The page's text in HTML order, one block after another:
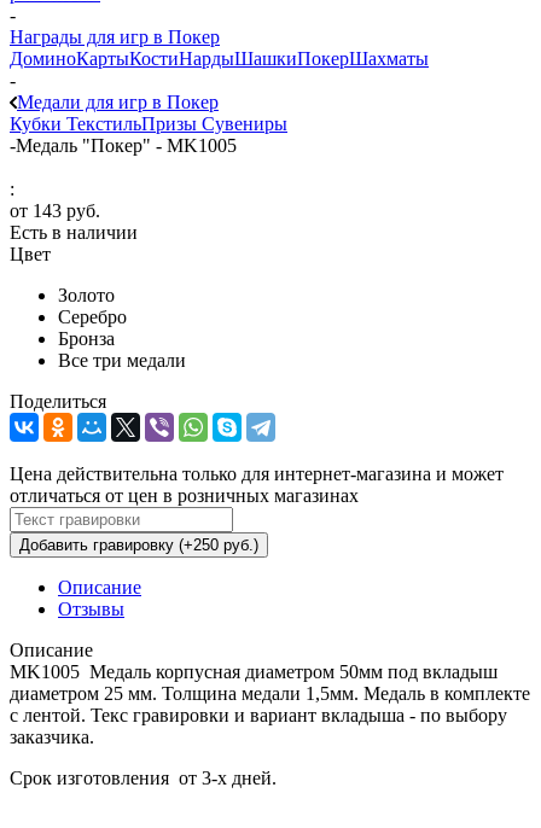
-
Награды для игр в Покер
ДоминоКартыКостиНардыШашкиПокерШахматы
-
Медали для игр в Покер
Кубки ТекстильПризы Сувениры
-Медаль "Покер" - MK1005
:
от 143 руб.
Есть в наличии
Цвет
Золото
Серебро
Бронза
Все три медали
Поделиться
Цена действительна только для интернет-магазина и может
отличаться от цен в розничных магазинах
Добавить гравировку (+250 руб.)
Описание
Отзывы
Описание
MK1005 Медаль корпусная диаметром 50мм под вкладыш
диаметром 25 мм. Толщина медали 1,5мм. Медаль в комплекте
с лентой. Текс гравировки и вариант вкладыша - по выбору
заказчика.
Срок изготовления от 3-х дней.